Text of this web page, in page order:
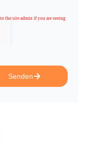
Senden